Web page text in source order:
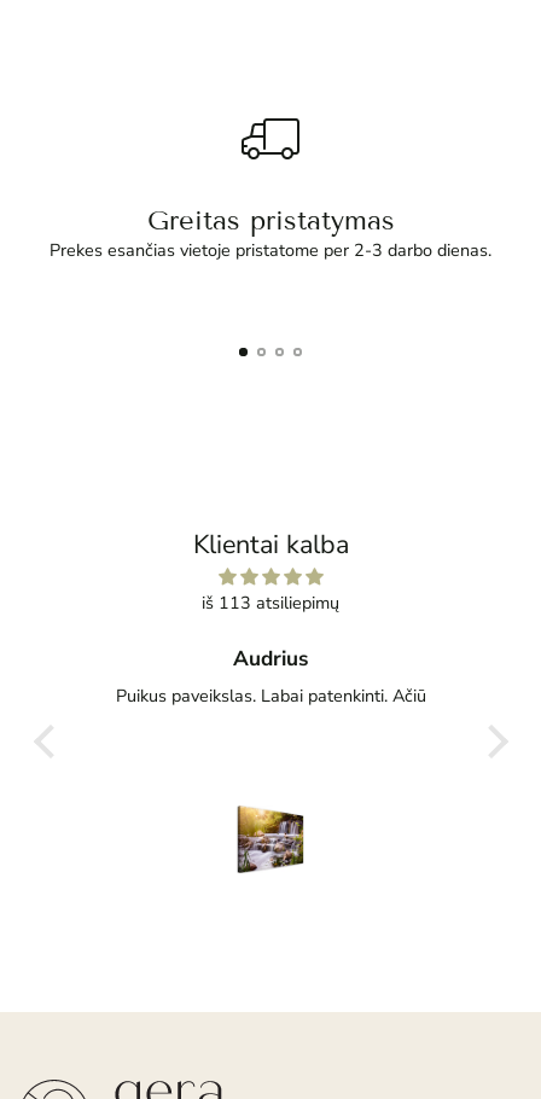
Greitas pristatymas
Prekes esančias vietoje pristatome per 2-3 darbo dienas.
Klientai kalba
iš 113 atsiliepimų
Audrius
Puikus paveikslas. Labai patenkinti. Ačiū